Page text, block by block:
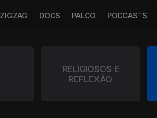
ZIGZAG DOCS PALCO PODCASTS
RELIGIOSOS E
REFLEXÃO